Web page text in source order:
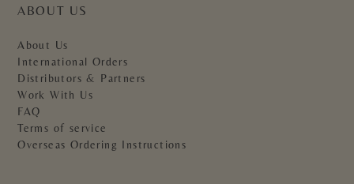
ABOUT US
About Us
International Orders
Distributors & Partners
Work With Us
FAQ
Terms of service
Overseas Ordering Instructions